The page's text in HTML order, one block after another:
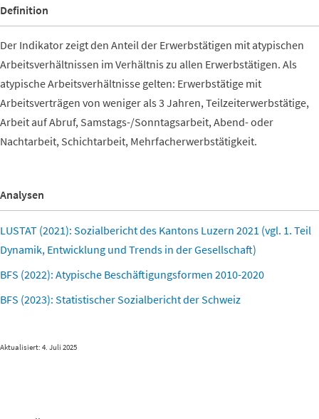
Definition
Der Indikator zeigt den Anteil der Erwerbstätigen mit atypischen
Arbeitsverhältnissen im Verhältnis zu allen Erwerbstätigen. Als
atypische Arbeitsverhältnisse gelten: Erwerbstätige mit
Arbeitsverträgen von weniger als 3 Jahren, Teilzeiterwerbstätige,
Arbeit auf Abruf, Samstags-/Sonntagsarbeit, Abend- oder
Nachtarbeit, Schichtarbeit, Mehrfacherwerbstätigkeit.
Analysen
LUSTAT (2021): Sozialbericht des Kantons Luzern 2021 (vgl. 1. Teil
Dynamik, Entwicklung und Trends in der Gesellschaft)
BFS (2022): Atypische Beschäftigungsformen 2010-2020
BFS (2023): Statistischer Sozialbericht der Schweiz
Aktualisiert: 4. Juli 2025